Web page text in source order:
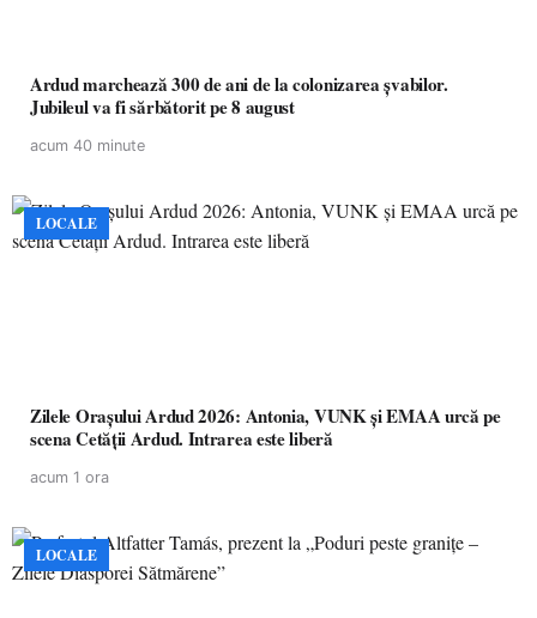
Ardud marchează 300 de ani de la colonizarea șvabilor.
Jubileul va fi sărbătorit pe 8 august
acum 40 minute
LOCALE
Zilele Orașului Ardud 2026: Antonia, VUNK și EMAA urcă pe
scena Cetății Ardud. Intrarea este liberă
acum 1 ora
LOCALE